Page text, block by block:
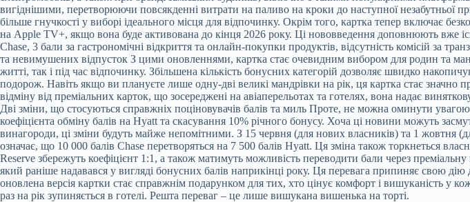
вигіднішими, перетворюючи повсякденні витрати на паливо на кроки до наступної
більше гнучкості у виборі ідеального місця для відпочинку. Окрім того, картка тепер включає
на Apple TV+, якщо вона буде активована до кінця 2026 року. Ці нововведення доповнюють вже
Chase, 3 бали за гастрономічні відкриття та онлайн-покупки продуктів, відсутність комісій за
та невимушених відпусток З цими оновленнями, картка стає очевидним вибором для родин та
житті, так і під час відпочинку. Збільшена кількість бонусних категорій дозволяє швидко
подорож. Навіть якщо ви плануєте лише одну-дві великі мандрівки на рік, ця картка стає
відміну від преміальних карток, що зосереджені на авіаперельотах та готелях, вона надає
Дві зміни, що стосуються справжніх поціновувачів балів та миль Проте, не можна оминути
коефіцієнта обміну балів на Hyatt та скасування 10% річного бонусу. Хоча ці новини можуть
винагороди, ці зміни будуть майже непомітними. З 15 червня (для нових власників) та 1 жовтня
означає, що 10 000 балів Chase перетворяться на 7 500 балів Hyatt. Ця зміна також торкнеться
Reserve збережуть коефіцієнт 1:1, а також матимуть можливість переводити бали через
який раніше надавався у вигляді бонусних балів наприкінці року. Ця перевага припиняє свою
оновлена версія картки стає справжнім подарунком для тих, хто цінує комфорт і вишуканість у
раз на рік зупиняється в готелі. Решта переваг – це лише вишукана вишенька на торті.